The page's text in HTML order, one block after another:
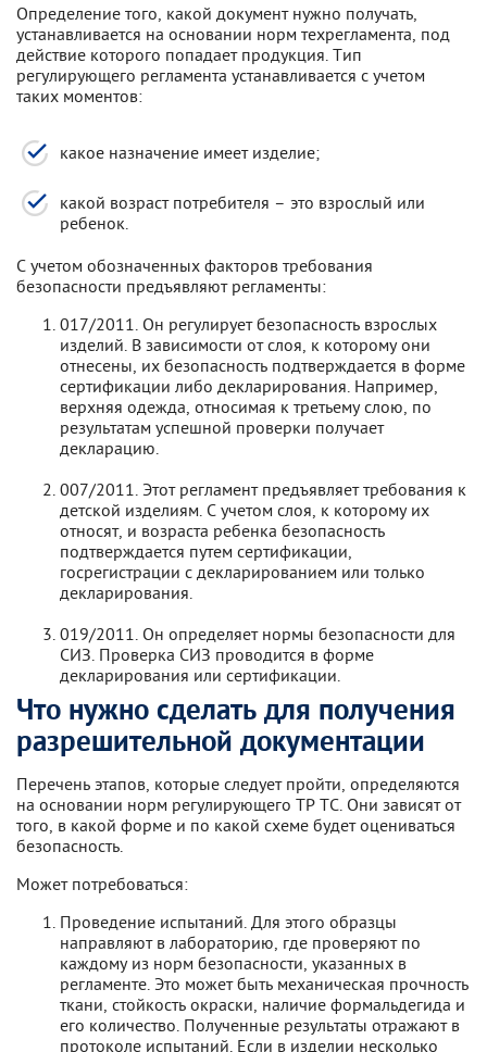
Определение того, какой документ нужно получать,
устанавливается на основании норм техрегламента, под
действие которого попадает продукция. Тип
регулирующего регламента устанавливается с учетом
таких моментов:
какое назначение имеет изделие;
какой возраст потребителя – это взрослый или
ребенок.
С учетом обозначенных факторов требования
безопасности предъявляют регламенты:
017/2011. Он регулирует безопасность взрослых
изделий. В зависимости от слоя, к которому они
отнесены, их безопасность подтверждается в форме
сертификации либо декларирования. Например,
верхняя одежда, относимая к третьему слою, по
результатам успешной проверки получает
декларацию.
007/2011. Этот регламент предъявляет требования к
детской изделиям. С учетом слоя, к которому их
относят, и возраста ребенка безопасность
подтверждается путем сертификации,
госрегистрации с декларированием или только
декларирования.
019/2011. Он определяет нормы безопасности для
СИЗ. Проверка СИЗ проводится в форме
декларирования или сертификации.
Что нужно сделать для получения
разрешительной документации
Перечень этапов, которые следует пройти, определяются
на основании норм регулирующего ТР ТС. Они зависят от
того, в какой форме и по какой схеме будет оцениваться
безопасность.
Может потребоваться:
Проведение испытаний. Для этого образцы
направляют в лабораторию, где проверяют по
каждому из норм безопасности, указанных в
регламенте. Это может быть механическая прочность
ткани, стойкость окраски, наличие формальдегида и
его количество. Полученные результаты отражают в
протоколе испытаний. Если в изделии несколько